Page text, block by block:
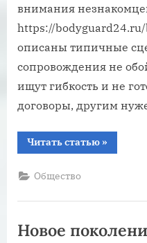
внимания
https://
описаны типичные
сопровождения не
ищут гибкость и не
договоры, другим
Читать статью“Личный
выбрать
»
Общество
Новое